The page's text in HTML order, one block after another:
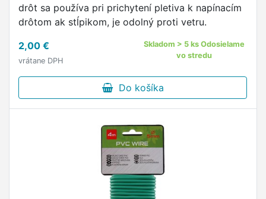
drôt sa používa pri prichytení pletiva k napínacím
drôtom ak stĺpikom, je odolný proti vetru.
2,00 €
vrátane DPH
Skladom > 5 ks Odosielame
vo stredu
Do košíka